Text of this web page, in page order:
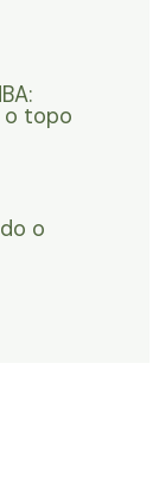
o topo
o